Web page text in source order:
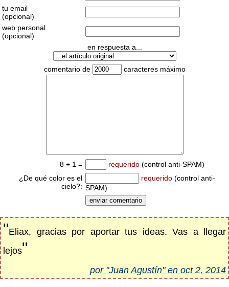
tu email
(opcional)
web personal
(opcional)
en respuesta a...
comentario de caracteres máximo
8 + 1 = requerido (control anti-SPAM)
¿De qué color es el
cielo?:
requerido (control anti-
SPAM)
"Eliax, gracias por aportar tus ideas. Vas a llegar
lejos"
por "Juan Agustín" en oct 2, 2014